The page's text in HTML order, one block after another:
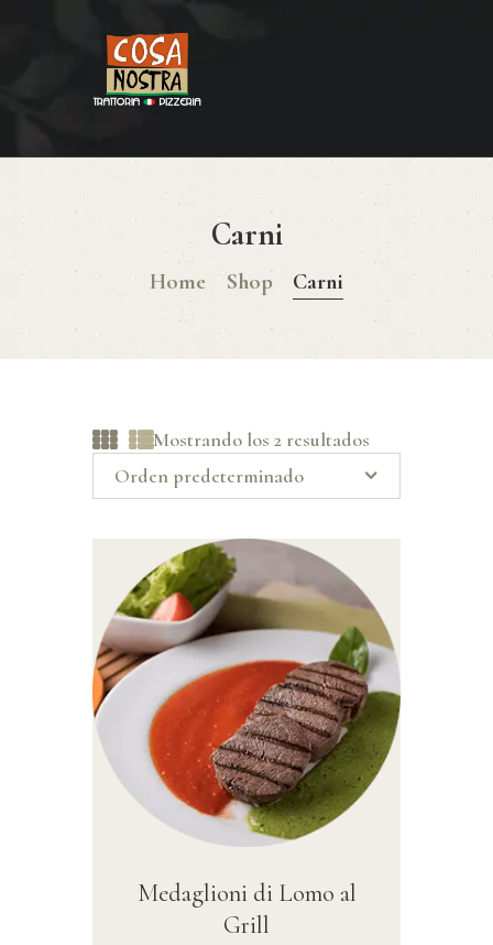
Carni
Home Shop Carni
HOME
COSA NOSTRA
MENÚ
RESERVAR
¿CÓMO LLEGAR?
CONTACTO
Mostrando los 2 resultados
Medaglioni di Lomo al
Grill